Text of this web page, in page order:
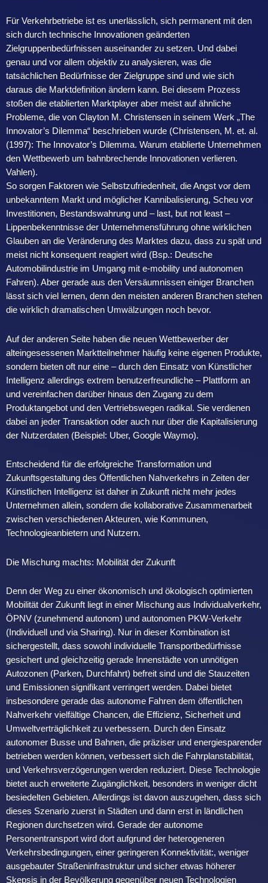
Für Verkehrbetriebe ist es unerlässlich, sich permanent mit den
sich durch technische Innovationen geänderten
Zielgruppenbedürfnissen auseinander zu setzen. Und dabei
genau und vor allem objektiv zu analysieren, was die
tatsächlichen Bedürfnisse der Zielgruppe sind und wie sich
daraus die Marktdefinition ändern kann. Bei diesem Prozess
stoßen die etablierten Marktplayer aber meist auf ähnliche
Probleme, die von Clayton M. Christensen in seinem Werk „The
Innovator’s Dilemma“ beschrieben wurde (Christensen, M. et. al.
(1997): The Innovator’s Dilemma. Warum etablierte Unternehmen
den Wettbewerb um bahnbrechende Innovationen verlieren.
Vahlen).
So sorgen Faktoren wie Selbstzufriedenheit, die Angst vor dem
unbekanntem Markt und möglicher Kannibalisierung, Scheu vor
Investitionen, Bestandswahrung und – last, but not least –
Lippenbekenntnisse der Unternehmensführung ohne wirklichen
Glauben an die Veränderung des Marktes dazu, dass zu spät und
meist nicht konsequent reagiert wird (Bsp.: Deutsche
Automobilindustrie im Umgang mit e-mobility und autonomen
Fahren). Aber gerade aus den Versäumnissen einiger Branchen
lässt sich viel lernen, denn den meisten anderen Branchen stehen
die wirklich dramatischen Umwälzungen noch bevor.
Auf der anderen Seite haben die neuen Wettbewerber der
alteingesessenen Marktteilnehmer häufig keine eigenen Produkte,
sondern bieten oft nur eine – durch den Einsatz von Künstlicher
Intelligenz allerdings extrem benutzerfreundliche – Plattform an
und vereinfachen darüber hinaus den Zugang zu dem
Produktangebot und den Vertriebswegen radikal. Sie verdienen
dabei an jeder Transaktion oder auch nur über die Kapitalisierung
der Nutzerdaten (Beispiel: Uber, Google Waymo).
Entscheidend für die erfolgreiche Transformation und
Zukunftsgestaltung des Öffentlichen Nahverkehrs in Zeiten der
Künstlichen Intelligenz ist daher in Zukunft nicht mehr jedes
Unternehmen allein, sondern die kollaborative Zusammenarbeit
zwischen verschiedenen Akteuren, wie Kommunen,
Technologieanbietern und Nutzern.
Die Mischung machts: Mobilität der Zukunft
Denn der Weg zu einer ökonomisch und ökologisch optimierten
Mobilität der Zukunft liegt in einer Mischung aus Individualverkehr,
ÖPNV (zunehmend autonom) und autonomen PKW-Verkehr
(Individuell und via Sharing). Nur in dieser Kombination ist
sichergestellt, dass sowohl individuelle Transportbedürfnisse
gesichert und gleichzeitig gerade Innenstädte von unnötigen
Autozonen (Parken, Durchfahrt) befreit sind und die Stauzeiten
und Emissionen signifikant verringert werden. Dabei bietet
insbesondere gerade das autonome Fahren dem öffentlichen
Nahverkehr vielfältige Chancen, die Effizienz, Sicherheit und
Umweltverträglichkeit zu verbessern. Durch den Einsatz
autonomer Busse und Bahnen, die präziser und energiesparender
betrieben werden können, verbessert sich die Fahrplanstabilität,
und Verkehrsverzögerungen werden reduziert. Diese Technologie
bietet auch erweiterte Zugänglichkeit, besonders in weniger dicht
besiedelten Gebieten. Allerdings ist davon auszugehen, dass sich
dieses Szenario zuerst in Städten und dann erst in ländlichen
Regionen durchsetzen wird. Gerade der autonome
Personentransport wird dort aufgrund der heterogeneren
Verkehrsbedingungen, einer geringeren Konnektivität:, weniger
ausgebauter Straßeninfrastruktur und sicher etwas höherer
Skepsis in der Bevölkerung gegenüber neuen Technologien